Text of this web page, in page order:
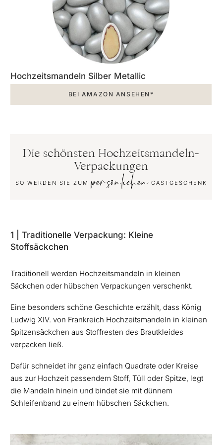
Hochzeitsmandeln Silber Metallic
BEI AMAZON ANSEHEN*
Die schönsten Hochzeitsmandeln-
Verpackungen
SO WERDEN SIE ZUMpersönlichenGASTGESCHENK
1 | Traditionelle Verpackung: Kleine
Stoffsäckchen
Traditionell werden Hochzeitsmandeln in kleinen
Säckchen oder hübschen Verpackungen verschenkt.
Eine besonders schöne Geschichte erzählt, dass König
Ludwig XIV. von Frankreich Hochzeitsmandeln in kleinen
Spitzensäckchen aus Stoffresten des Brautkleides
verpacken ließ.
Dafür schneidet ihr ganz einfach Quadrate oder Kreise
aus zur Hochzeit passendem Stoff, Tüll oder Spitze, legt
die Mandeln hinein und bindet sie mit dünnem
Schleifenband zu einem hübschen Säckchen.